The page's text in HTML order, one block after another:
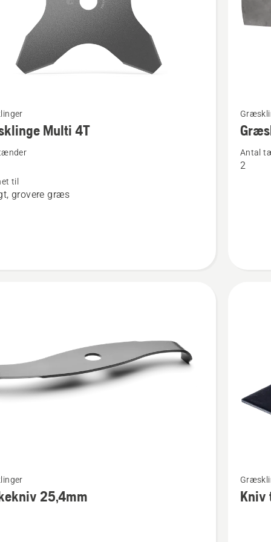
Multi 4T
til
grovere græs
flere
detaljer
omAntal
2
25,4mm
flere
detaljer